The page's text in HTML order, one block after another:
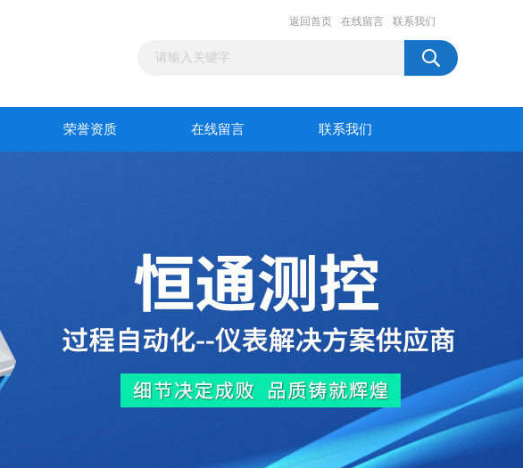
返回首页 在线留言 联系我们
荣誉资质 在线留言 联系我们